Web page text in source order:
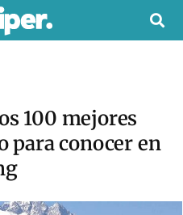
100 mejores
para conocer en